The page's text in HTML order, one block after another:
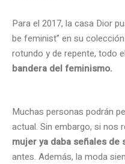
Para el 2017, la casa Dior
be feminist” en su
rotundo y de repente, todo
bandera del feminismo.
Muchas personas podrán
actual. Sin embargo, si nos
mujer ya daba señales
antes. Además, la moda